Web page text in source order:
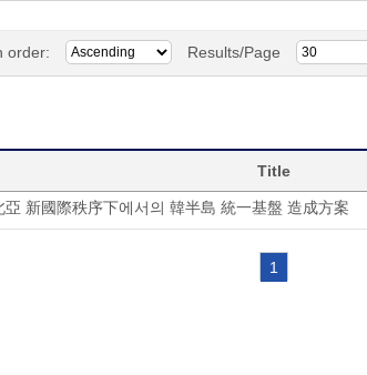
order: Results/Page
Title
亞 新國際秩序下에서의 韓半島 統一基盤 造成方案
1